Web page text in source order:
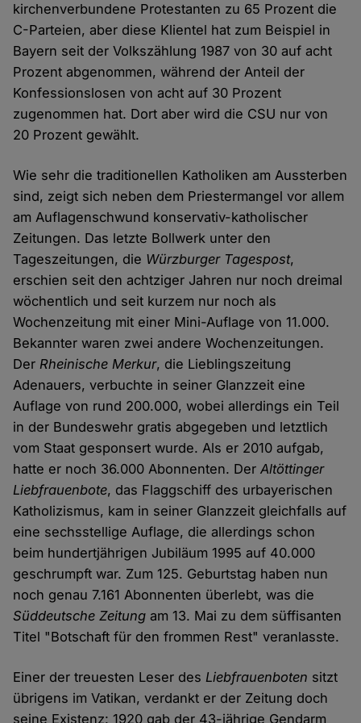
kirchenverbundene Protestanten zu 65 Prozent die
C-Parteien, aber diese Klientel hat zum Beispiel in
Bayern seit der Volkszählung 1987 von 30 auf acht
Prozent abgenommen, während der Anteil der
Konfessionslosen von acht auf 30 Prozent
zugenommen hat. Dort aber wird die CSU nur von
20 Prozent gewählt.
Wie sehr die traditionellen Katholiken am Aussterben
sind, zeigt sich neben dem Priestermangel vor allem
am Auflagenschwund konservativ-katholischer
Zeitungen. Das letzte Bollwerk unter den
Tageszeitungen, die Würzburger Tagespost,
erschien seit den achtziger Jahren nur noch dreimal
wöchentlich und seit kurzem nur noch als
Wochenzeitung mit einer Mini-Auflage von 11.000.
Bekannter waren zwei andere Wochenzeitungen.
DerRheinische Merkur, die Lieblingszeitung
Adenauers, verbuchte in seiner Glanzzeit eine
Auflage von rund 200.000, wobei allerdings ein Teil
in der Bundeswehr gratis abgegeben und letztlich
vom Staat gesponsert wurde. Als er 2010 aufgab,
hatte er noch 36.000 Abonnenten. DerAltöttinger
Liebfrauenbote, das Flaggschiff des urbayerischen
Katholizismus, kam in seiner Glanzzeit gleichfalls auf
eine sechsstellige Auflage, die allerdings schon
beim hundertjährigen Jubiläum 1995 auf 40.000
geschrumpft war. Zum 125. Geburtstag haben nun
noch genau 7.161 Abonnenten überlebt, was die
Süddeutsche Zeitung am 13. Mai zu dem süffisanten
Titel "Botschaft für den frommen Rest" veranlasste.
Einer der treuesten Leser desLiebfrauenboten sitzt
übrigens im Vatikan, verdankt er der Zeitung doch
seine Existenz: 1920 gab der 43-jährige Gendarm